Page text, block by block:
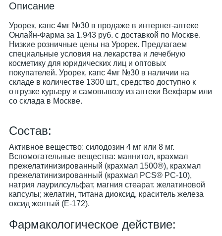
Описание
Урорек, капс 4мг №30 в продаже в интернет-аптеке
Онлайн-Фарма за 1.943 руб. с доставкой по Москве.
Низкие розничные цены на Урорек. Предлагаем
специальные условия на лекарства и лечебную
косметику для юридических лиц и оптовых
покупателей. Урорек, капс 4мг №30 в наличии на
складе в количестве 1300 шт., средство доступно к
отгрузке курьеру и самовывозу из аптеки Векфарм или
со склада в Москве.
Cостав:
Активное вещество: силодозин 4 мг или 8 мг.
Вспомогательные вещества: маннитол, крахмал
прежелатинизированный (крахмал 1500®), крахмал
прежелатинизированный (крахмал PCS® РС-10),
натрия лаурилсульфат, магния стеарат. желатиновой
капсулы; желатин, титана диоксид, краситель железа
оксид желтый (Е-172).
Фармакологическое действие: